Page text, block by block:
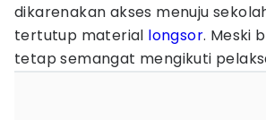
dikarenakan akses menuju
tertutup material longsor. Meski
tetap semangat mengikuti